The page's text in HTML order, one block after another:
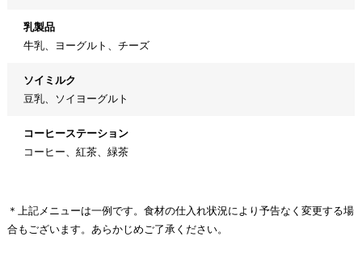
乳製品
牛乳、ヨーグルト、チーズ
ソイミルク
豆乳、ソイヨーグルト
コーヒーステーション
コーヒー、紅茶、緑茶
＊上記メニューは一例です。食材の仕入れ状況により予告なく変更する場
合もございます。あらかじめご了承ください。